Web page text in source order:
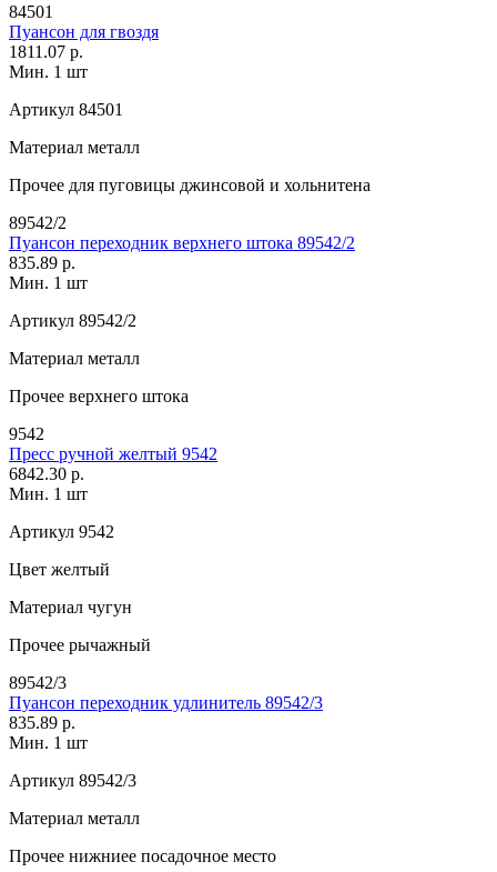
84501
Пуансон для гвоздя
1811.07 р.
Мин. 1 шт
Артикул 84501
Материал металл
Прочее для пуговицы джинсовой и хольнитена
89542/2
Пуансон переходник верхнего штока 89542/2
835.89 р.
Мин. 1 шт
Артикул 89542/2
Материал металл
Прочее верхнего штока
9542
Пресс ручной желтый 9542
6842.30 р.
Мин. 1 шт
Артикул 9542
Цвет желтый
Материал чугун
Прочее рычажный
89542/3
Пуансон переходник удлинитель 89542/3
835.89 р.
Мин. 1 шт
Артикул 89542/3
Материал металл
Прочее нижниее посадочное место